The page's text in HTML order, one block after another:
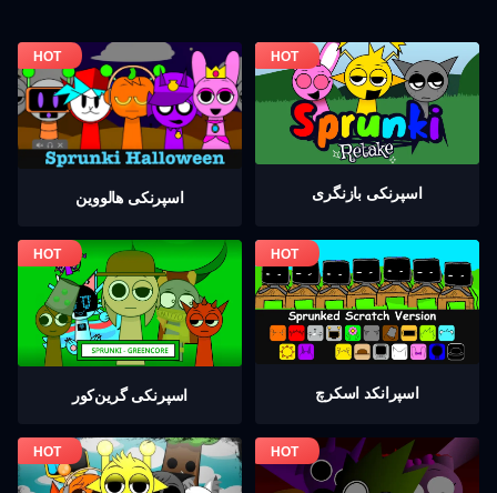
اسپرنکی هالووین اسپرنکی بازنگری
اسپرنکی گرين‌كور اسپرانکد اسکرچ